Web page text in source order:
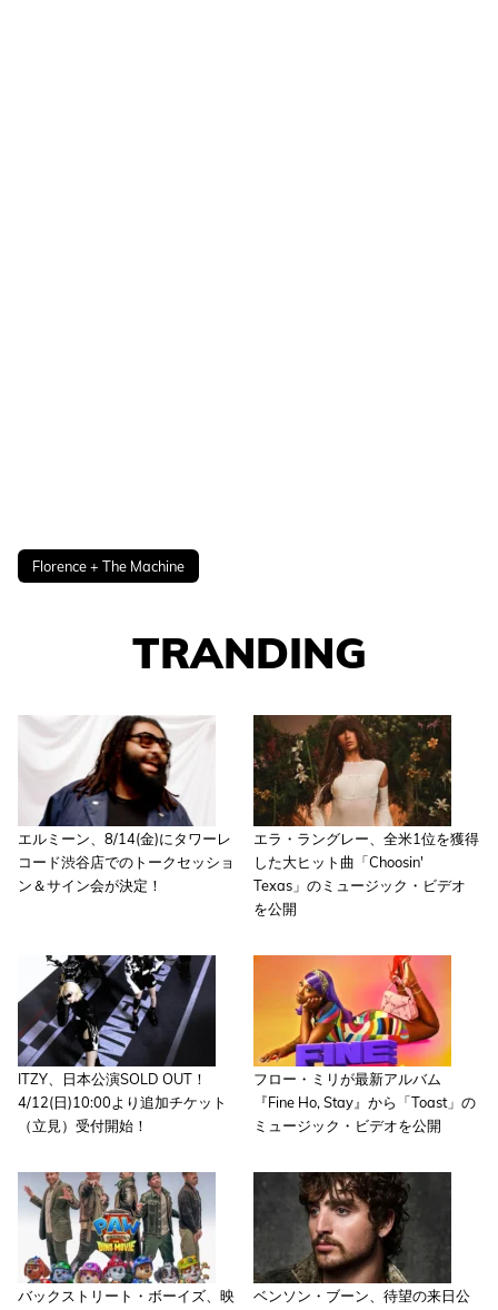
Florence + The Machine
TRANDING
エルミーン、8/14(金)にタワーレ
コード渋谷店でのトークセッショ
ン＆サイン会が決定！
エラ・ラングレー、全米1位を獲得
した大ヒット曲「Choosin'
Texas」のミュージック・ビデオ
を公開
ITZY、日本公演SOLD OUT！
4/12(日)10:00より追加チケット
（立見）受付開始！
フロー・ミリが最新アルバム
『Fine Ho, Stay』から「Toast」の
ミュージック・ビデオを公開
バックストリート・ボーイズ、映
ベンソン・ブーン、待望の来日公